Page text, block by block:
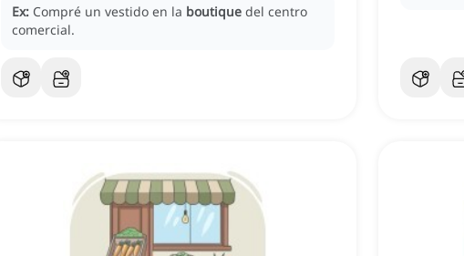
Ex: Compré un vestido en la boutique del centro
comercial.